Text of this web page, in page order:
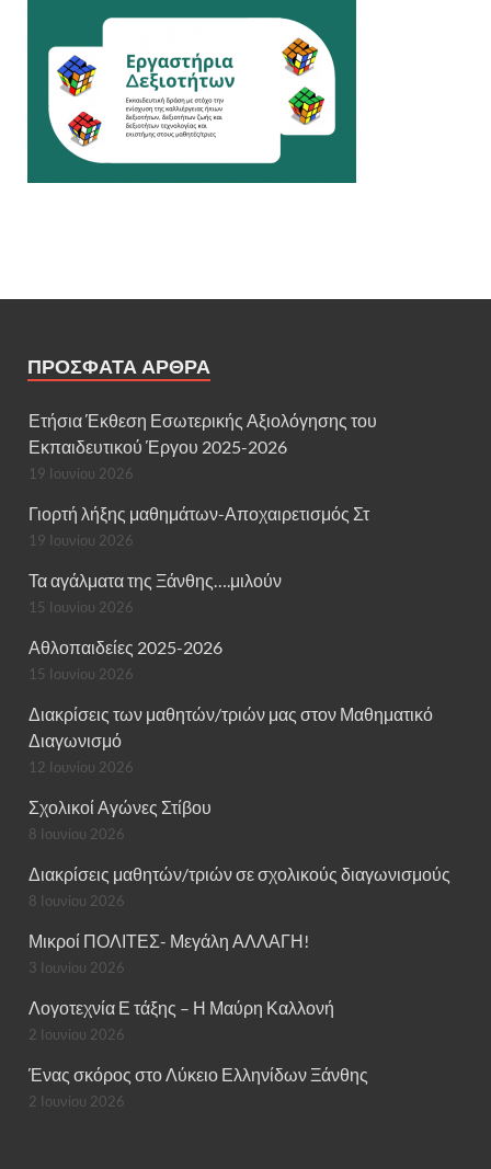
ΠΡΌΣΦΑΤΑ ΆΡΘΡΑ
Ετήσια Έκθεση Εσωτερικής Αξιολόγησης του
Εκπαιδευτικού Έργου 2025-2026
19 Ιουνίου 2026
Γιορτή λήξης μαθημάτων-Αποχαιρετισμός Στ
19 Ιουνίου 2026
Τα αγάλματα της Ξάνθης….μιλούν
15 Ιουνίου 2026
Αθλοπαιδείες 2025-2026
15 Ιουνίου 2026
Διακρίσεις των μαθητών/τριών μας στον Μαθηματικό
Διαγωνισμό
12 Ιουνίου 2026
Σχολικοί Αγώνες Στίβου
8 Ιουνίου 2026
Διακρίσεις μαθητών/τριών σε σχολικούς διαγωνισμούς
8 Ιουνίου 2026
Μικροί ΠΟΛΙΤΕΣ- Μεγάλη ΑΛΛΑΓΗ!
3 Ιουνίου 2026
Λογοτεχνία Ε τάξης – Η Μαύρη Καλλονή
2 Ιουνίου 2026
Ένας σκόρος στο Λύκειο Ελληνίδων Ξάνθης
2 Ιουνίου 2026